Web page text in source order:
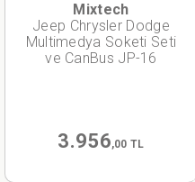
Mixtech
Jeep Chrysler Dodge
Multimedya Soketi Seti
ve CanBus JP-16
3.956,00 TL